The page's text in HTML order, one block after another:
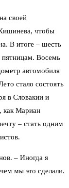
своей
чтобы
В итоге – шесть
пятницам. Восемь
автомобиля
стало состоять
в Словакии и
как Мариан
– стать одним
– Иногда я
мы это сделали.